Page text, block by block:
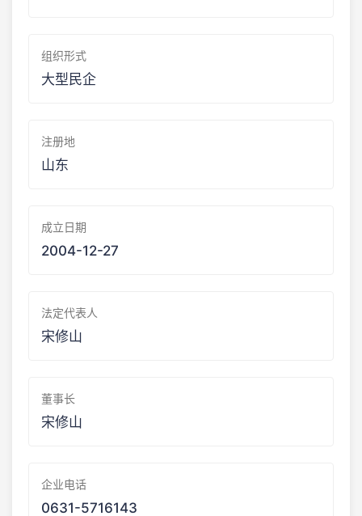
组织形式
大型民企
注册地
山东
成立日期
2004-12-27
法定代表人
宋修山
董事长
宋修山
企业电话
0631-5716143